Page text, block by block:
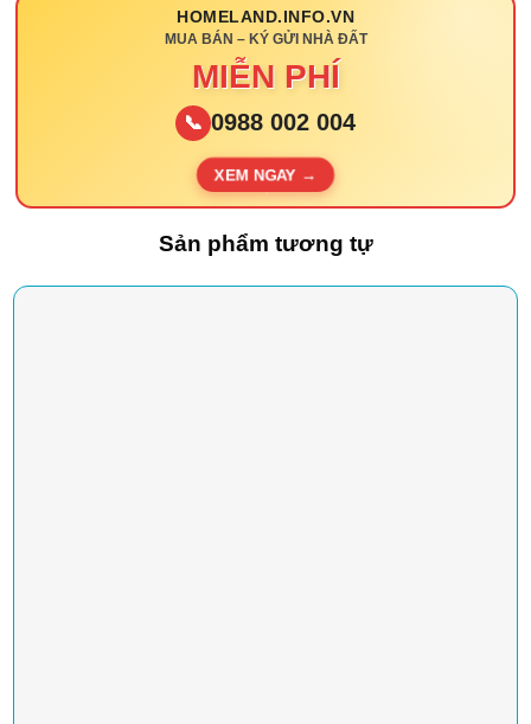
HOMELAND.INFO.VN
MUA BÁN – KÝ GỬI NHÀ ĐẤT
MIỄN PHÍ
📞 0988 002 004
XEM NGAY →
Sản phẩm tương tự